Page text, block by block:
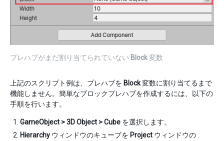
プレハブがまだ割り当てられていない Block変数
上記のスクリプト例は、プレハブを Block変数に割り当てるまで
機能しません。簡単なブロックプレハブを作成するには、以下の
手順を行います。
GameObject > 3D Object > Cube を選択します。
Hierarchy ウィンドウのキューブを Project ウィンドウの